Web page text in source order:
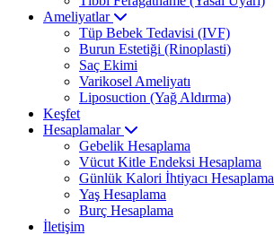
Ameliyatlar
Tüp Bebek Tedavisi (IVF)
Burun Estetiği (Rinoplasti)
Saç Ekimi
Varikosel Ameliyatı
Liposuction (Yağ Aldırma)
Keşfet
Hesaplamalar
Gebelik Hesaplama
Vücut Kitle Endeksi Hesaplama
Günlük Kalori İhtiyacı Hesaplama
Yaş Hesaplama
Burç Hesaplama
İletişim